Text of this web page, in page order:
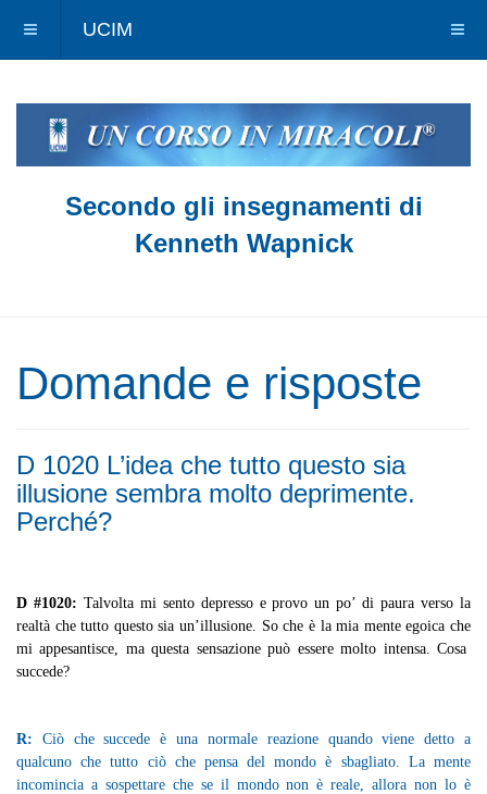
UCIM
Secondo gli insegnamenti di
Kenneth Wapnick
Domande e risposte
D 1020 L’idea che tutto questo sia
illusione sembra molto deprimente.
Perché?
D #1020: Talvolta mi sento depresso e provo un po’ di paura verso la
realtà che tutto questo sia un’illusione. So che è la mia mente egoica che
mi appesantisce, ma questa sensazione può essere molto intensa. Cosa
succede?
R: Ciò che succede è una normale reazione quando viene detto a
qualcuno che tutto ciò che pensa del mondo è sbagliato. La mente
incomincia a sospettare che se il mondo non è reale, allora non lo è